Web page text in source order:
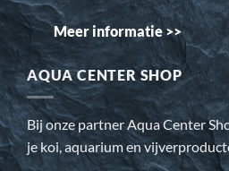
Meer informatie >>
AQUA CENTER SHOP
Bij onze partner Aqua Center
je koi, aquarium en